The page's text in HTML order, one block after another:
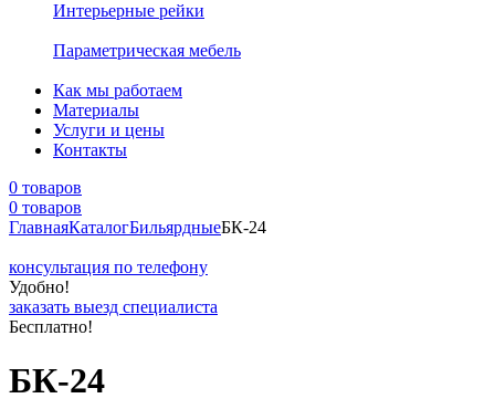
Интерьерные рейки
Параметрическая мебель
Как мы работаем
Материалы
Услуги и цены
Контакты
0 товаров
0 товаров
ГлавнаяКаталогБильярдныеБК-24
консультация по телефону
Удобно!
заказать выезд специалиста
Бесплатно!
БК-24